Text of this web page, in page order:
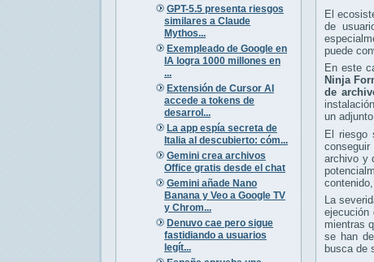
GPT-5.5 presenta riesgos
similares a Claude
Mythos...
Exempleado de Google en
IA logra 1000 millones en
...
Extensión de Cursor AI
accede a tokens de
desarrol...
La app espía secreta de
Italia al descubierto: cóm...
Gemini crea archivos
Office gratis desde el chat
Gemini añade Nano
Banana y Veo a Google TV
y Chrom...
Denuvo cae pero sigue
fastidiando a usuarios
legít...
El
de
puede
En este
Ninja
de
un
El riesgo
conseguir
archivo y
La
ejecución
mientras
se han
busca de